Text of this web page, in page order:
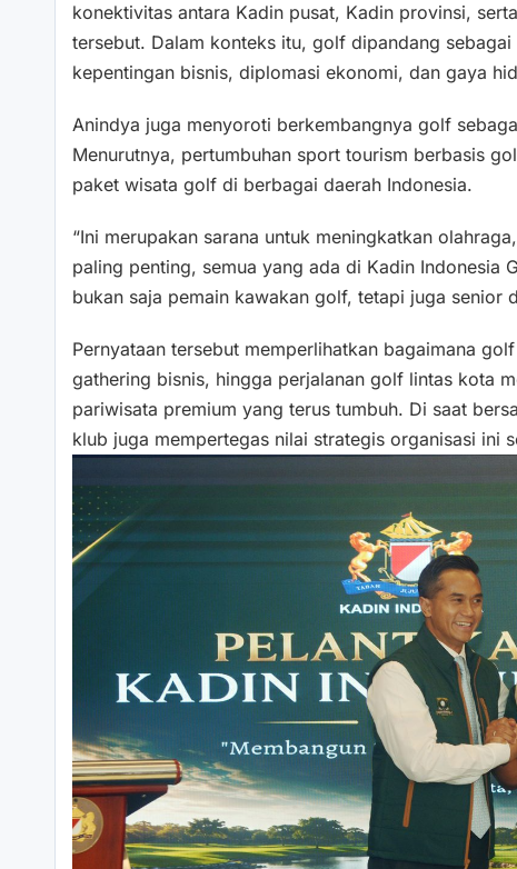
konektivitas antara Kadin pusat, Kadin provinsi,
tersebut. Dalam konteks itu, golf dipandang
kepentingan bisnis, diplomasi ekonomi, dan gaya
Anindya juga menyoroti berkembangnya golf
Menurutnya, pertumbuhan sport tourism berbasis
paket wisata golf di berbagai daerah Indonesia.
“Ini merupakan sarana untuk meningkatkan
paling penting, semua yang ada di Kadin Indonesia
bukan saja pemain kawakan golf, tetapi juga senior
Pernyataan tersebut memperlihatkan bagaimana
gathering bisnis, hingga perjalanan golf lintas kota
pariwisata premium yang terus tumbuh. Di saat
klub juga mempertegas nilai strategis organisasi ini